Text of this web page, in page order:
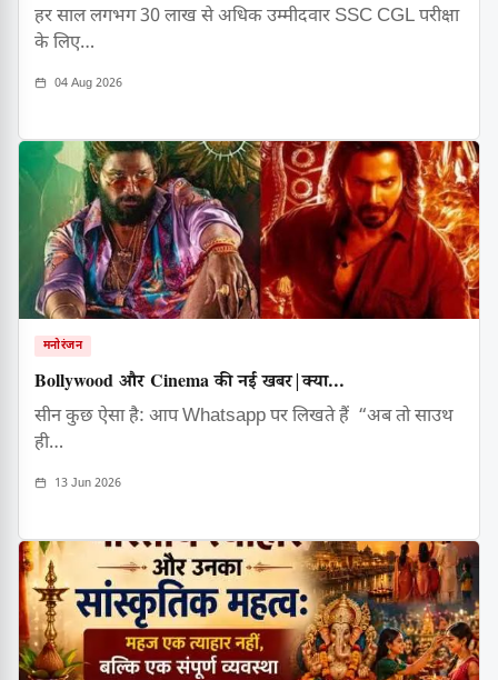
हर साल लगभग 30 लाख से अधिक उम्मीदवार SSC CGL परीक्षा
के लिए…
04 Aug 2026
मनोरंजन
Bollywood और Cinema की नई खबर|क्या...
सीन कुछ ऐसा है: आप Whatsapp पर लिखते हैं “अब तो साउथ
ही…
13 Jun 2026